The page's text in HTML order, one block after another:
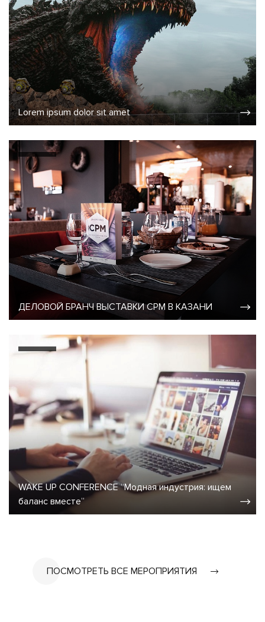
Lorem ipsum dolor sit amet
ДЕЛОВОЙ БРАНЧ ВЫСТАВКИ CPM В КАЗАНИ
WAKE UP CONFERENCE “Модная индустрия: ищем
баланс вместе”
ПОСМОТРЕТЬ ВСЕ МЕРОПРИЯТИЯ